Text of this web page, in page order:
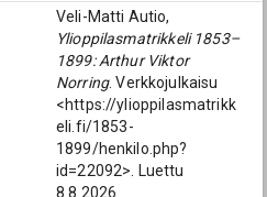
Zweygberg, Alfred
Leonard (1876-
1924): [Suomen
armeija]
von Hertzen,
Alexander (1855-
1938): [kirjanpitäjä;
Suomen armeija]
Rosenmüller, Karl
Veli-Matti Autio,
Ylioppilasmatrikkeli 1853–
1899: Arthur Viktor
Norring. Verkkojulkaisu
<https://ylioppilasmatrikk
eli.fi/1853-
1899/henkilo.php?
id=22092>. Luettu
8.8.2026.